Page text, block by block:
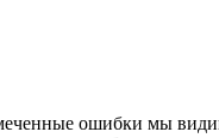
ошибки мы